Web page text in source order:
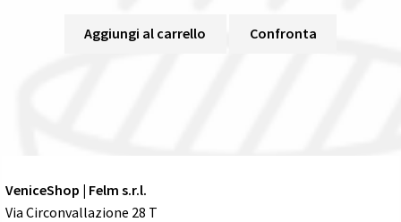
Aggiungi al carrello Confronta
VeniceShop | Felm s.r.l.
Via Circonvallazione 28 T